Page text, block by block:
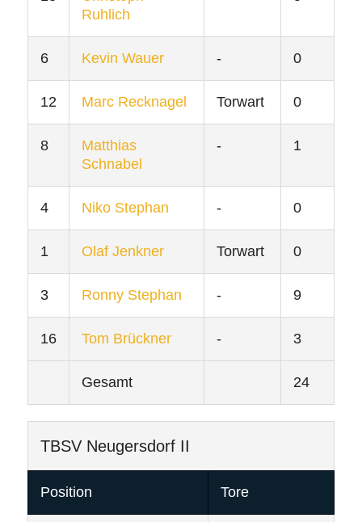
Ruhlich
6 Kevin Wauer - 0
12 Marc Recknagel Torwart 0
8
Matthias
Schnabel
- 1
4 Niko Stephan - 0
1 Olaf Jenkner Torwart 0
3 Ronny Stephan - 9
16 Tom Brückner - 3
Gesamt 24
TBSV Neugersdorf II
Position Tore